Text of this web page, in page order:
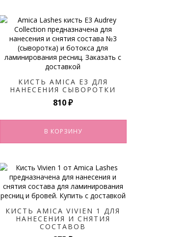
КИСТЬ AMICA E3 ДЛЯ
НАНЕСЕНИЯ СЫВОРОТКИ
810₽
В КОРЗИНУ
КИСТЬ AMICA VIVIEN 1 ДЛЯ
НАНЕСЕНИЯ И СНЯТИЯ
СОСТАВОВ